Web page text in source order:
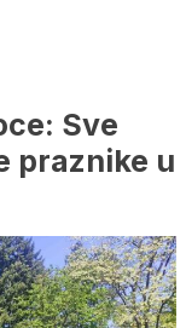
Sve
praznike u